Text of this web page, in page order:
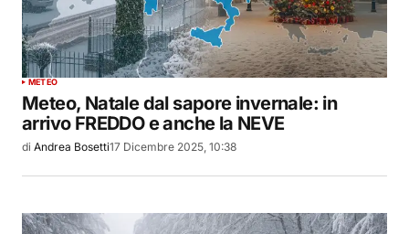
METEO
Meteo, Natale dal sapore invernale: in
arrivo FREDDO e anche la NEVE
di Andrea Bosetti17 Dicembre 2025, 10:38